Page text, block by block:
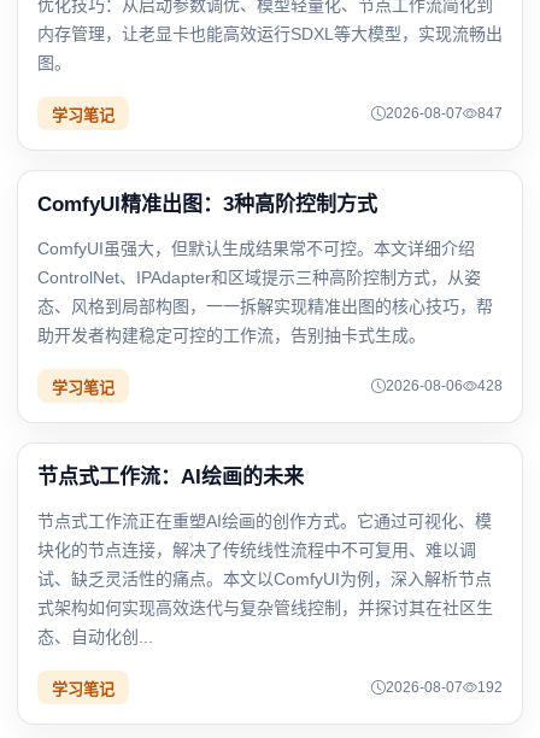
优化技巧：从启动参数调优、模型轻量化、节点工作流简化到
内存管理，让老显卡也能高效运行SDXL等大模型，实现流畅出
图。
学习笔记 2026-08-07 847
ComfyUI精准出图：3种高阶控制方式
ComfyUI虽强大，但默认生成结果常不可控。本文详细介绍
ControlNet、IPAdapter和区域提示三种高阶控制方式，从姿
态、风格到局部构图，一一拆解实现精准出图的核心技巧，帮
助开发者构建稳定可控的工作流，告别抽卡式生成。
学习笔记 2026-08-06 428
节点式工作流：AI绘画的未来
节点式工作流正在重塑AI绘画的创作方式。它通过可视化、模
块化的节点连接，解决了传统线性流程中不可复用、难以调
试、缺乏灵活性的痛点。本文以ComfyUI为例，深入解析节点
式架构如何实现高效迭代与复杂管线控制，并探讨其在社区生
态、自动化创...
学习笔记 2026-08-07 192